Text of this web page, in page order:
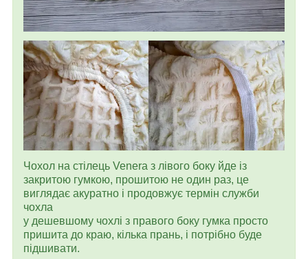
Чохол на стілець Venera з лівого боку йде із
закритою гумкою, прошитою не один раз, це
виглядає акуратно і продовжує термін служби
чохла
у дешевшому чохлі з правого боку гумка просто
пришита до краю, кілька прань, і потрібно буде
підшивати.